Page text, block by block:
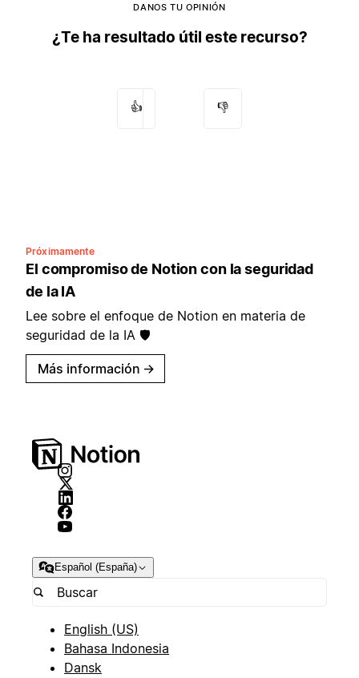
DANOS TU OPINIÓN
¿Te ha resultado útil este recurso?
👍 👎
Próximamente
El compromiso de Notion con la seguridad
de la IA
Lee sobre el enfoque de Notion en materia de
seguridad de la IA 🛡️
Más información →
Español (España)
English (US)
Bahasa Indonesia
Dansk